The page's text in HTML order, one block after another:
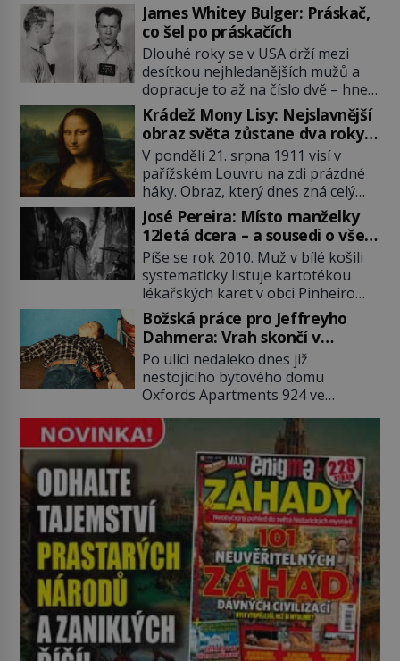
James Whitey Bulger: Práskač,
co šel po práskačích
Dlouhé roky se v USA drží mezi
desítkou nejhledanějších mužů a
dopracuje to až na číslo dvě – hned
po Usámovi bin Ládinovi (1957–
2011). To je James „Whitey“ Bulger
(1929–2018) viněný ze spoluúčasti
na 19 vraždách, vydírání a lichvy. A
samozřejmě, krom toho je ještě
drogový dealer, který neváhá
odstranit z cesty všechny práskače,
zatímco […]
Krádež Mony Lisy: Nejslavnější
obraz světa zůstane dva roky
nezvěstný
V pondělí 21. srpna 1911 visí v
pařížském Louvru na zdi prázdné
háky. Obraz, který dnes zná celý
svět, je pryč. Zpočátku si nikdo
nemyslí, že jde o krádež.
Zaměstnanci jsou přesvědčeni, že
Mona Lisa je jen v restaurátorské
dílně nebo u fotografa. Když se
ukáže pravda, propukne jeden z
největších honů na zloděje v […]
José Pereira: Místo manželky
12letá dcera – a sousedi o všem
vědí!
Píše se rok 2010. Muž v bílé košili
systematicky listuje kartotékou
lékařských karet v obci Pinheiro
ležící asi 20 kilometrů od farmy s
podivínským majitelem. Něco tu
nesedí. Ledaže… Ledaže by ta
mladá dívka z farmy byla ne
manželkou, ale dcerou – a všechny
ty děti byly zplozené v incestu. Na
sociálním odboru jednoho z […]
Božská práce pro Jeffreyho
Dahmera: Vrah skončí v
tratolišti krve ve vězeňských
umývárnách
Po ulici nedaleko dnes již
nestojícího bytového domu
Oxfords Apartments 924 ve
potácí zcela zmatený 14letý
Konerak Sinthasomphone. Když ho
zastaví policejní hlídka, ochable jí
nadiktuje adresu „jeho kamaráda“.
Strážníci ho dopraví zpět do
udaného bytu. Oním „kamarádem“
je ovšem jeden z nejslavnějších
vrahů, Jeffrey Dahmer (1960–1994).
Je 27. května 1991. […]